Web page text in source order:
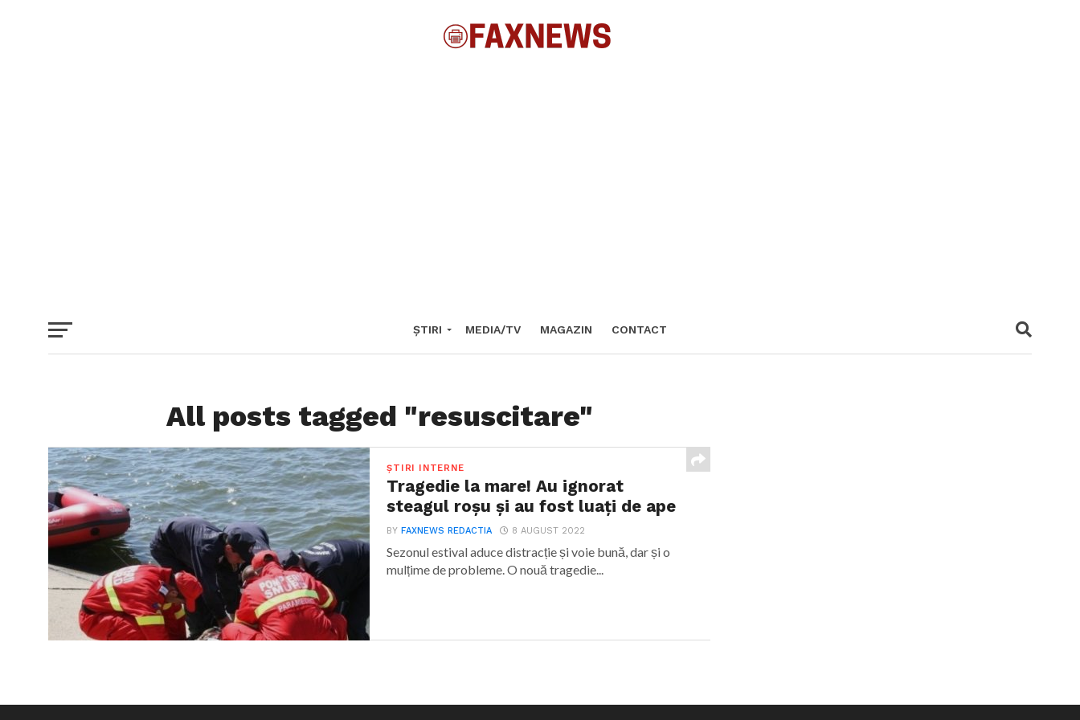
ȘTIRI MEDIA/TV MAGAZIN CONTACT
All posts tagged "resuscitare"
ȘTIRI INTERNE
Tragedie la mare! Au ignorat
steagul roșu și au fost luați de ape
BYFAXNEWS REDACTIA 8 AUGUST 2022
Sezonul estival aduce distracție și voie bună, dar și o
mulțime de probleme. O nouă tragedie...